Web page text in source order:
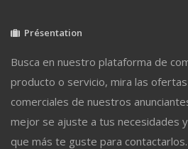
Présentation
Busca en nuestro plataforma de
producto o servicio, mira las
comerciales de nuestros
mejor se ajuste a tus necesidades
que más te guste para